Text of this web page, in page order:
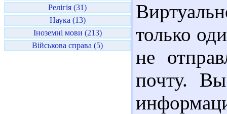
Релігія (31)
Наука (13)
Іноземні мови (213)
Військова справа (5)
только
не
почту.